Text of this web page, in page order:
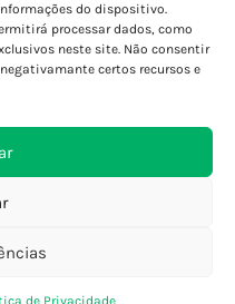
do dispositivo.
processar dados, como
neste site. Não consentir
certos recursos e
de Privacidade
Trocas